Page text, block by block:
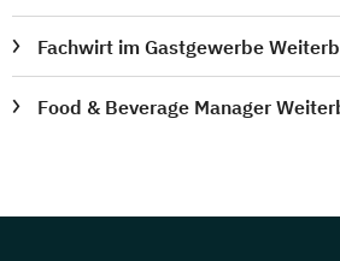
Fachwirt im Gastgewerbe
Food & Beverage Manager